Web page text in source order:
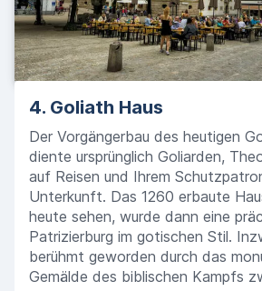
4. Goliath Haus
Der Vorgängerbau des heutigen
diente ursprünglich Goliarden,
auf Reisen und Ihrem
Unterkunft. Das 1260 erbaute
heute sehen, wurde dann eine
Patrizierburg im gotischen Stil.
berühmt geworden durch das
Gemälde des biblischen Kampfs